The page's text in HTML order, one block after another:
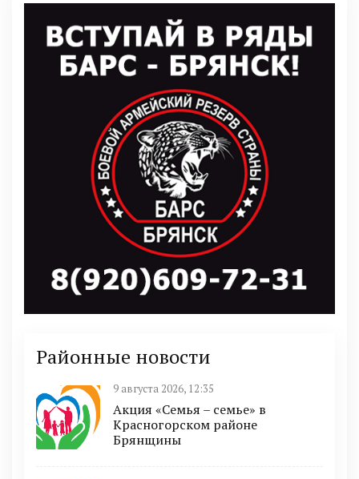
Районные новости
9 августа 2026, 12:35
Акция «Семья – семье» в
Красногорском районе
Брянщины